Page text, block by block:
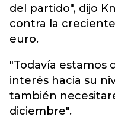
del partido", dijo
contra la
euro.
"Todavía estamos
interés hacia su
también
diciembre".